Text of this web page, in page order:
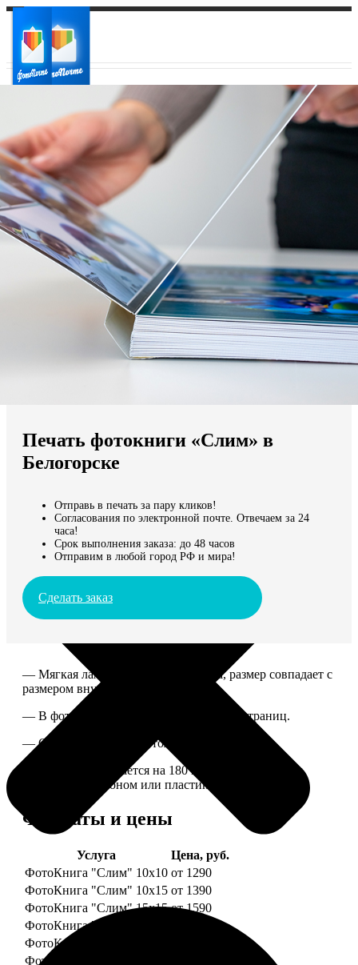
Ваш город:
Ваш регион доставки
Выберите из списка:
Мы доставляем по всему миру
Продолжить без города
Печать фотокниги «Слим» в
Белогорске
Отправь в печать за пару кликов!
Согласования по электронной почте. Отвечаем за 24
часа!
Срок выполнения заказа: до 48 часов
Отправим в любой город РФ и мира!
Сделать заказ
— Мягкая ламинированная обложка, размер совпадает с
размером внутреннего блока.
— В фотокниге может быть от 10 до 50 страниц.
— Страницы плотные, толщина 1 мм.
— Книга раскрывается на 180 градусов, развороты
укреплены картоном или пластиком.
Форматы и цены
Услуга
Цена, руб.
ФотоКнига "Слим" 10x10 от 1290
ФотоКнига "Слим" 10x15 от 1390
ФотоКнига "Слим" 15x15 от 1590
ФотоКнига "Слим" 15x20
ФотоКнига "Слим" 20x20
ФотоКнига "Слим" 20x30